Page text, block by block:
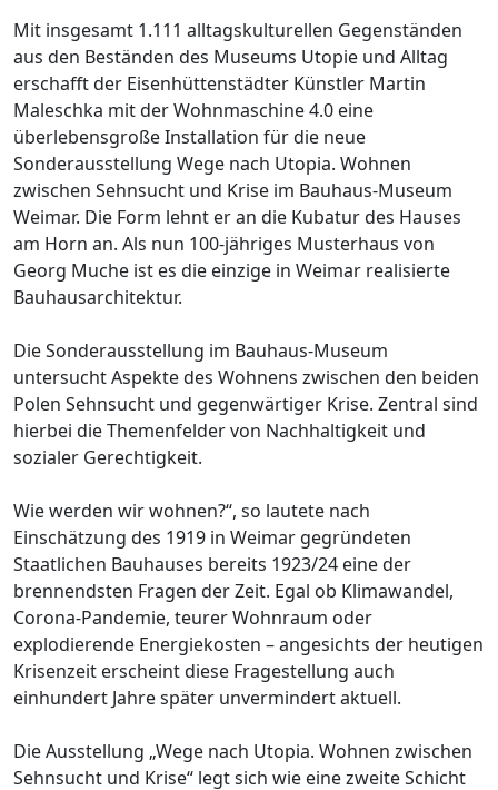
Mit insgesamt 1.111 alltagskulturellen Gegenständen
aus den Beständen des Museums Utopie und Alltag
erschafft der Eisenhüttenstädter Künstler Martin
Maleschka mit der Wohnmaschine 4.0 eine
überlebensgroße Installation für die neue
Sonderausstellung Wege nach Utopia. Wohnen
zwischen Sehnsucht und Krise im Bauhaus-Museum
Weimar. Die Form lehnt er an die Kubatur des Hauses
am Horn an. Als nun 100-jähriges Musterhaus von
Georg Muche ist es die einzige in Weimar realisierte
Bauhausarchitektur.
Die Sonderausstellung im Bauhaus-Museum
untersucht Aspekte des Wohnens zwischen den beiden
Polen Sehnsucht und gegenwärtiger Krise. Zentral sind
hierbei die Themenfelder von Nachhaltigkeit und
sozialer Gerechtigkeit.
Wie werden wir wohnen?“, so lautete nach
Einschätzung des 1919 in Weimar gegründeten
Staatlichen Bauhauses bereits 1923/24 eine der
brennendsten Fragen der Zeit. Egal ob Klimawandel,
Corona-Pandemie, teurer Wohnraum oder
explodierende Energiekosten – angesichts der heutigen
Krisenzeit erscheint diese Fragestellung auch
einhundert Jahre später unvermindert aktuell.
Die Ausstellung „Wege nach Utopia. Wohnen zwischen
Sehnsucht und Krise“ legt sich wie eine zweite Schicht